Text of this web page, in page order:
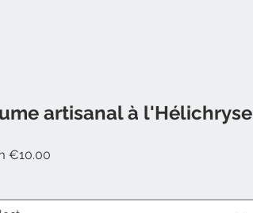
artisanal à l'Hélichryse
€10.00